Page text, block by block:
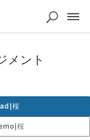
メント
桜
桜